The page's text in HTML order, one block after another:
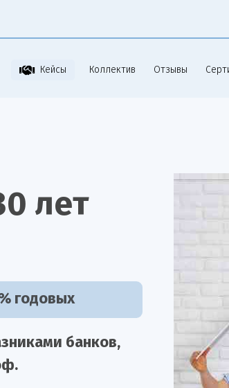
Кейсы Коллектив Отзывы
лет
годовых
банков,